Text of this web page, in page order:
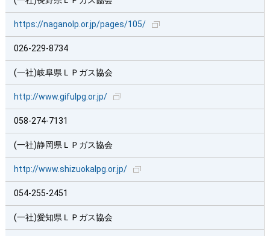
https://naganolp.or.jp/pages/105/
026-229-8734
(一社)岐阜県ＬＰガス協会
http://www.gifulpg.or.jp/
058-274-7131
(一社)静岡県ＬＰガス協会
http://www.shizuokalpg.or.jp/
054-255-2451
(一社)愛知県ＬＰガス協会